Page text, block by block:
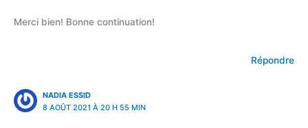
Merci bien! Bonne continuation!
Répondre
NADIA ESSID
8 AOÛT 2021 À 20 H 55 MIN